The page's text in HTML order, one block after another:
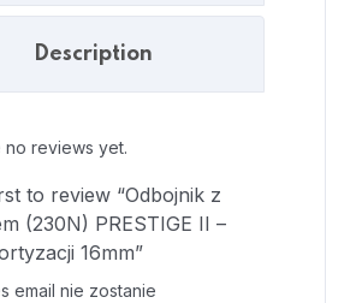
Description
no reviews yet.
to review “Odbojnik z
(230N) PRESTIGE II –
16mm”
email nie zostanie